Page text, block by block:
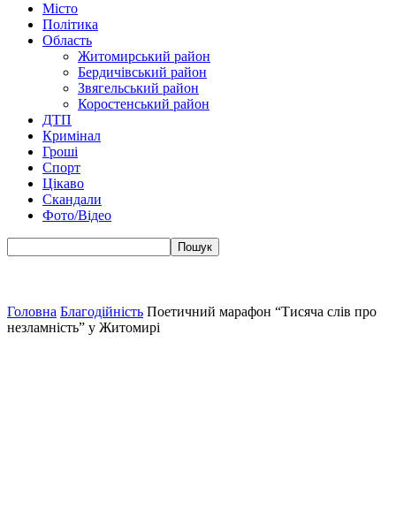
Місто
Політика
Область
Житомирський район
Бердичівський район
Звягельський район
Коростенський район
ДТП
Кримінал
Гроші
Спорт
Цікаво
Скандали
Фото/Відео
Головна Благодійність Поетичний марафон “Тисяча слів про
незламність” у Житомирі